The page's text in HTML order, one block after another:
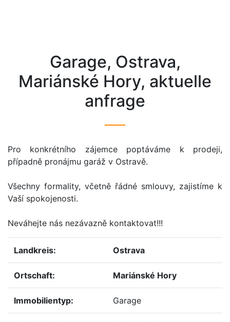
Garage, Ostrava,
Mariánské Hory, aktuelle
anfrage
Pro konkrétního zájemce poptáváme k prodeji,
případně pronájmu garáž v Ostravě.
Všechny formality, včetně řádné smlouvy, zajistíme k
Vaší spokojenosti.
Neváhejte nás nezávazně kontaktovat!!!
Landkreis: Ostrava
Ortschaft: Mariánské Hory
immobilientyp: Garage